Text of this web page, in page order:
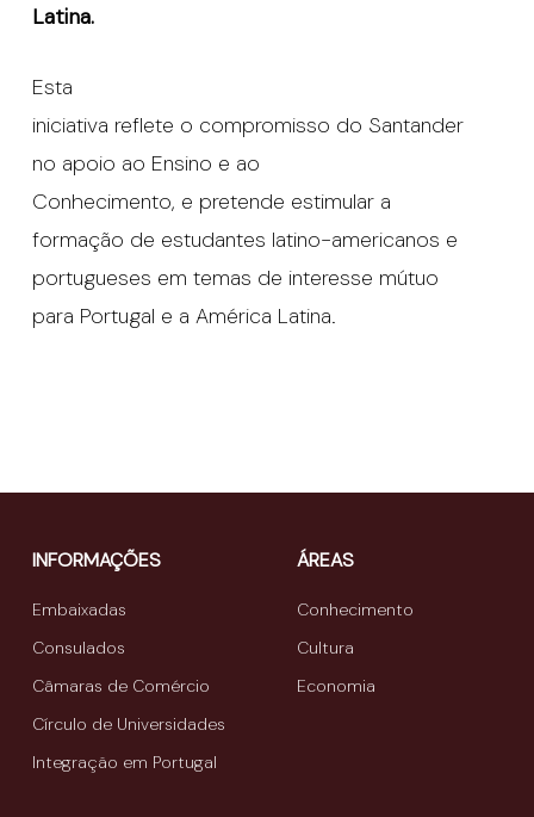
Latina.
Esta
iniciativa reflete o compromisso do Santander
no apoio ao Ensino e ao
Conhecimento, e pretende estimular a
formação de estudantes latino-americanos e
portugueses em temas de interesse mútuo
para Portugal e a América Latina.
INFORMAÇÕES
Embaixadas
Consulados
Câmaras de Comércio
Círculo de Universidades
Integração em Portugal
ÁREAS
Conhecimento
Cultura
Economia